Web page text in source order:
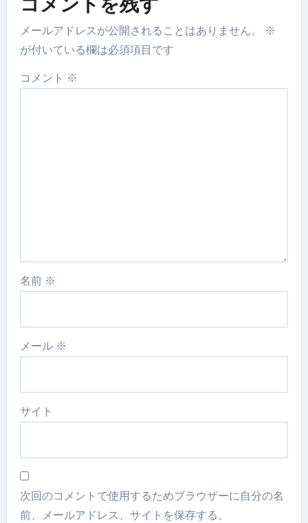
メールアドレスが公開されることはありません。
※
が付いている欄は必須項目です
コメント ※
名前 ※
メール ※
サイト
次回のコメントで使用するためブラウザーに自分の名
前、メールアドレス、サイトを保存する。